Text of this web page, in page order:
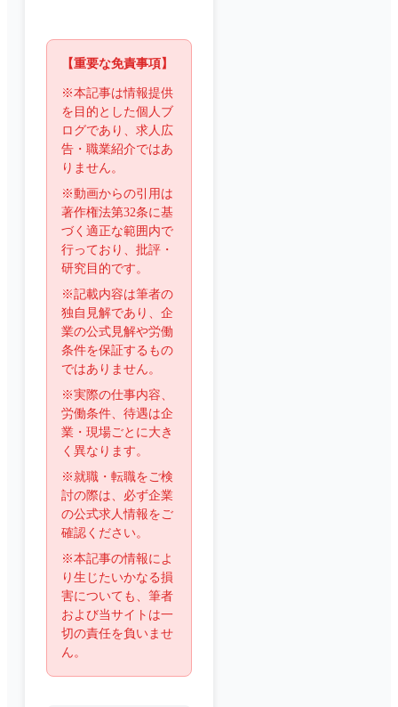
【重要な免責事項】
※本記事は情報提供
を目的とした個人ブ
ログであり、求人広
告・職業紹介ではあ
りません。
※動画からの引用は
著作権法第32条に基
づく適正な範囲内で
行っており、批評・
研究目的です。
※記載内容は筆者の
独自見解であり、企
業の公式見解や労働
条件を保証するもの
ではありません。
※実際の仕事内容、
労働条件、待遇は企
業・現場ごとに大き
く異なります。
※就職・転職をご検
討の際は、必ず企業
の公式求人情報をご
確認ください。
※本記事の情報によ
り生じたいかなる損
害についても、筆者
および当サイトは一
切の責任を負いませ
ん。